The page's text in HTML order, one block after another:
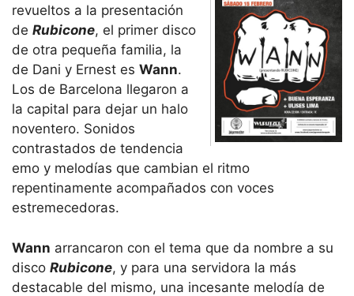
revueltos a la presentación
de Rubicone, el primer disco
de otra pequeña familia, la
de Dani y Ernest es Wann.
Los de Barcelona llegaron a
la capital para dejar un halo
noventero. Sonidos
contrastados de tendencia
emo y melodías que cambian el ritmo
repentinamente acompañados con voces
estremecedoras.
Wann arrancaron con el tema que da nombre a su
disco Rubicone, y para una servidora la más
destacable del mismo, una incesante melodía de